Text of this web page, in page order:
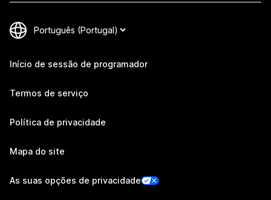
Início de sessão de programador
Termos de serviço
Política de privacidade
Mapa do site
As suas opções de privacidade